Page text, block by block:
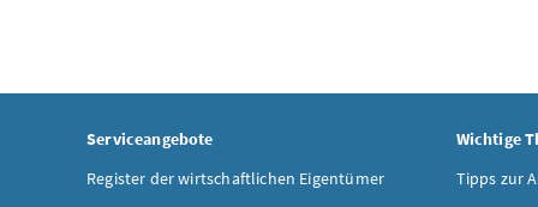
Serviceangebote
Register der wirtschaftlichen Eigentümer
Wichtige
Tipps zur